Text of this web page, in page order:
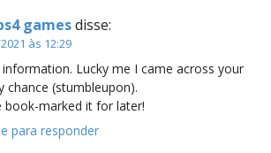
gamesdisse:
às 12:29
Lucky me I came across your
chance (stumbleupon).
book-marked it for later!
para responder